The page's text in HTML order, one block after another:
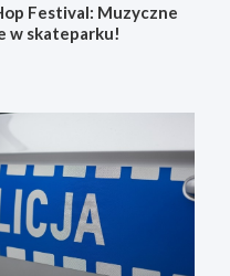
Festival: Muzyczne
w skateparku!